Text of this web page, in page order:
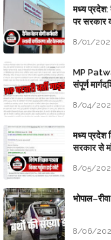
मध्य प्रदेश:
पर सरकार
8/01/
MP
संपूर्ण
8/04/
मध्य प्रदेश
सरकार से
8/05/
8/06/